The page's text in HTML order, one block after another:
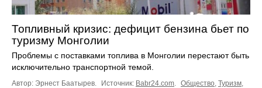
Топливный кризис: дефицит бензина бьет по
туризму Монголии
Проблемы с поставками топлива в Монголии перестают быть
исключительно транспортной темой.
Автор: Эрнест Баатырев. Источник: Babr24.com. Общество, Туризм,